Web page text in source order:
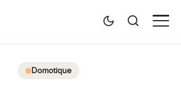
Domotique